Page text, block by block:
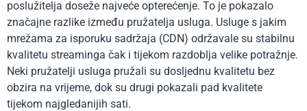
poslužitelja doseže najveće opterećenje. To je pokazalo
značajne razlike između pružatelja usluga. Usluge s jakim
mrežama za isporuku sadržaja (CDN) održavale su stabilnu
kvalitetu streaminga čak i tijekom razdoblja velike potražnje.
Neki pružatelji usluga pružali su dosljednu kvalitetu bez
obzira na vrijeme, dok su drugi pokazali pad kvalitete
tijekom najgledanijih sati.